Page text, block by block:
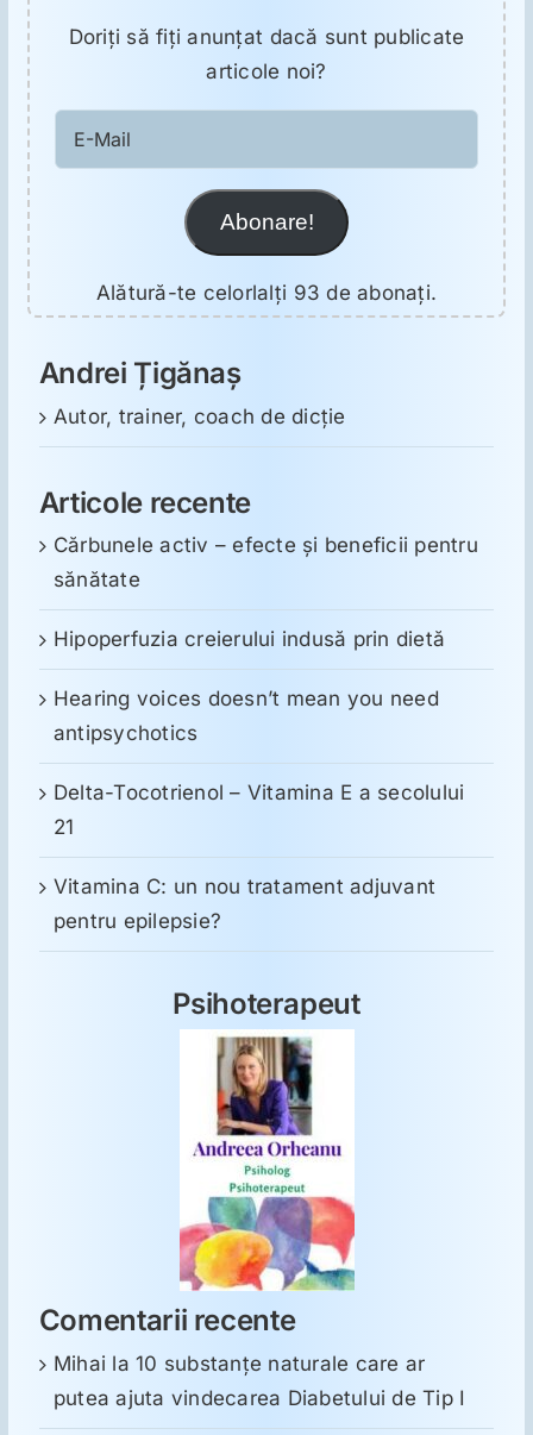
Antropologie
Proză utilă
Doriţi să fiţi anunţat dacă sunt publicate
articole noi?
Mail
Abonare!
Alătură-te celorlalți 93 de abonați.
Andrei Țigănaș
Autor, trainer, coach de dicție
Articole recente
Cărbunele activ – efecte și beneficii pentru
sănătate
Hipoperfuzia creierului indusă prin dietă
Hearing voices doesn’t mean you need
antipsychotics
Delta-Tocotrienol – Vitamina E a secolului
21
Vitamina C: un nou tratament adjuvant
pentru epilepsie?
Psihoterapeut
Comentarii recente
Mihai la10 substanţe naturale care ar
putea ajuta vindecarea Diabetului de Tip I